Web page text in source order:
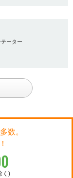
ーター
数。
く)